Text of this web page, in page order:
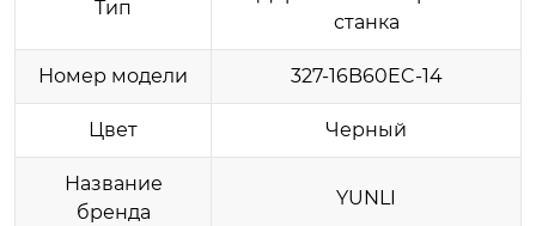
Тип
станка
Номер модели 327-16B60EC-14
Цвет Черный
Название
бренда
YUNLI